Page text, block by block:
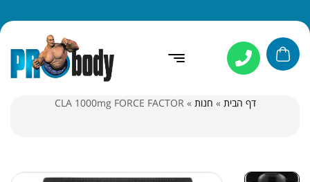
דף הבית » חנות »
CLA 1000mg FORCE FACTOR